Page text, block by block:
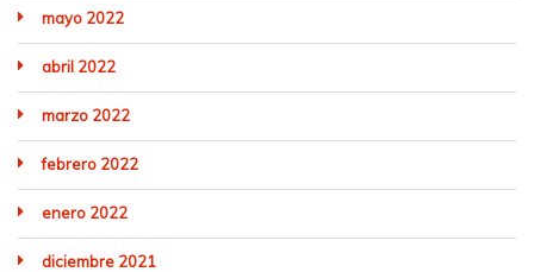
mayo 2022
abril 2022
marzo 2022
febrero 2022
enero 2022
diciembre 2021